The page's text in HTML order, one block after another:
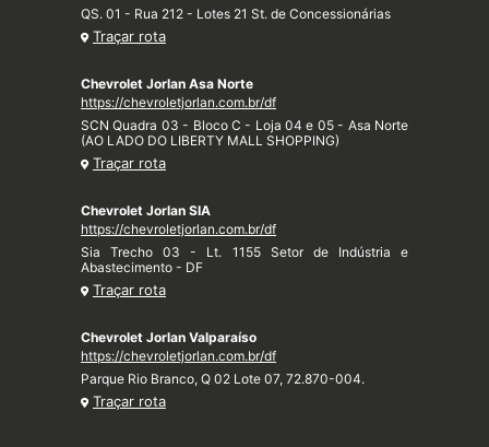
QS. 01 - Rua 212 - Lotes 21 St. de Concessionárias
Traçar rota
Chevrolet Jorlan Asa Norte
https://chevroletjorlan.com.br/df
SCN Quadra 03 - Bloco C - Loja 04 e 05 - Asa Norte
(AO LADO DO LIBERTY MALL SHOPPING)
Traçar rota
Chevrolet Jorlan SIA
https://chevroletjorlan.com.br/df
Sia Trecho 03 - Lt. 1155 Setor de Indústria e
Abastecimento - DF
Traçar rota
Chevrolet Jorlan Valparaíso
https://chevroletjorlan.com.br/df
Parque Rio Branco, Q 02 Lote 07, 72.870-004.
Traçar rota